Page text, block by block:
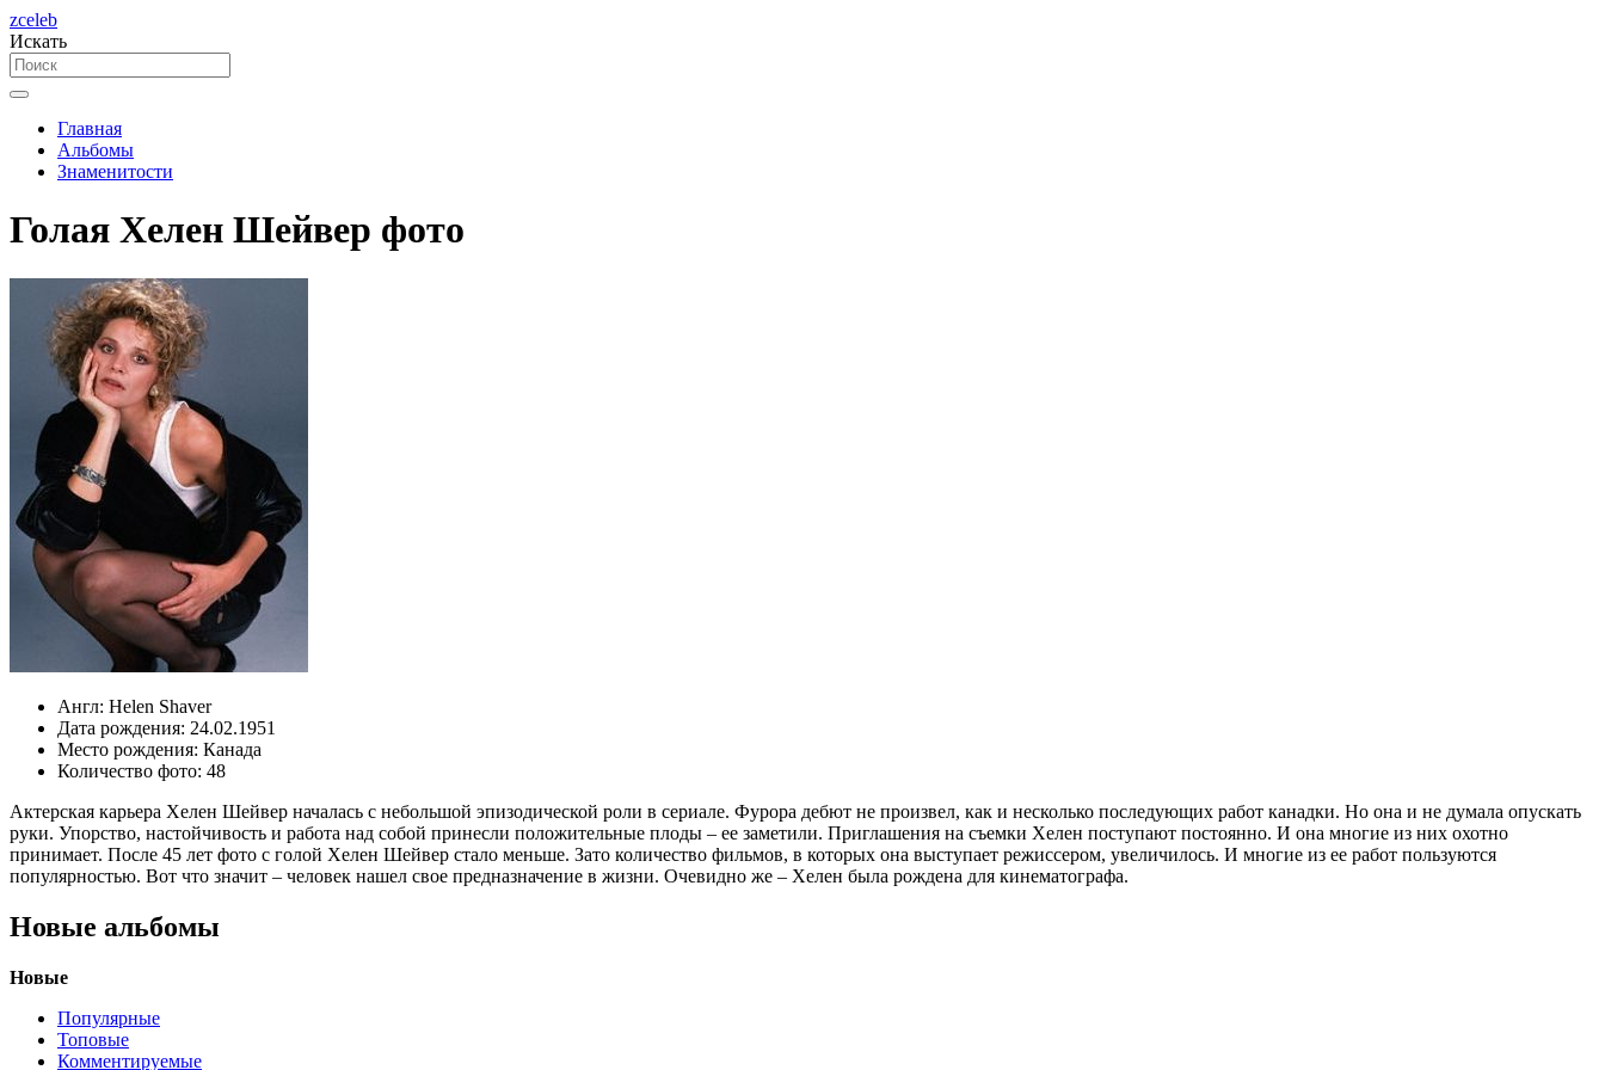
zceleb
Искать
Главная
Альбомы
Знаменитости
Голая Хелен Шейвер фото
Англ: Helen Shaver
Дата рождения: 24.02.1951
Место рождения: Канада
Количество фото: 48
Актерская карьера Хелен Шейвер началась с небольшой эпизодической роли в сериале. Фурора дебют не произвел, как и несколько последующих работ канадки. Но она и не думала опускать
руки. Упорство, настойчивость и работа над собой принесли положительные плоды – ее заметили. Приглашения на съемки Хелен поступают постоянно. И она многие из них охотно
принимает. После 45 лет фото с голой Хелен Шейвер стало меньше. Зато количество фильмов, в которых она выступает режиссером, увеличилось. И многие из ее работ пользуются
популярностью. Вот что значит – человек нашел свое предназначение в жизни. Очевидно же – Хелен была рождена для кинематографа.
Новые альбомы
Новые
Популярные
Топовые
Комментируемые